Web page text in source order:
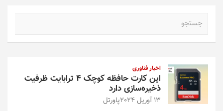
اخبار فناوری
این کارت حافظه کوچک ۴ ترابایت ظرفیت
ذخیره‌سازی دارد
13 آوریل 2024 پاورتل